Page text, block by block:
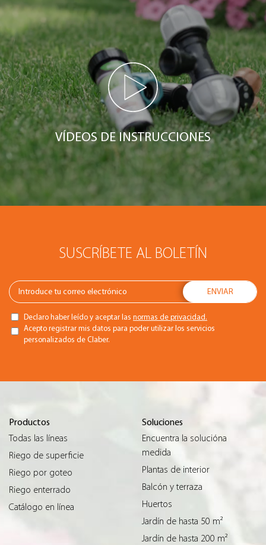
VÍDEOS DE INSTRUCCIONES
SUSCRÍBETE AL BOLETÍN
Declaro haber leído y aceptar las normas de privacidad.
Acepto registrar mis datos para poder utilizar los servicios
personalizados de Claber.
Productos
Todas las líneas
Riego de superficie
Riego por goteo
Riego enterrado
Catálogo en línea
Soluciones
Encuentra la solucióna
medida
Plantas de interior
Balcón y terraza
Huertos
Jardín de hasta 50 m²
Jardín de hasta 200 m²